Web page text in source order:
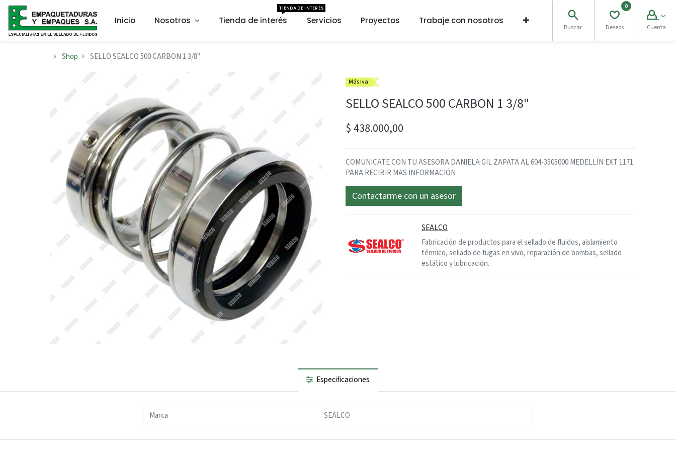
Inicio Nosotros Tienda de interés
TIENDA DE INTERÉS
Servicios Proyectos Trabaje con nosotros
Buscar
0
Deseos Cuenta
Shop SELLO SEALCO 500 CARBON 1 3/8"
Más Iva
SELLO SEALCO 500 CARBON 1 3/8"
$438.000,00
COMUNICATE CON TU ASESORA DANIELA GIL ZAPATA AL 604-3505000 MEDELLÍN EXT 1171
PARA RECIBIR MAS INFORMACIÓN
Contactarme con un asesor
SEALCO
Fabricación de productos para el sellado de fluidos, aislamiento
térmico, sellado de fugas en vivo, reparación de bombas, sellado
estático y lubricación.
Especificaciones
Marca SEALCO